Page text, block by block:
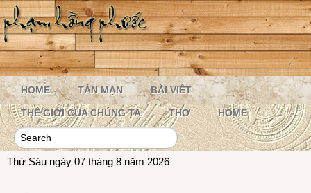
HOME TẢN MẠN BÀI VIẾT
THẾ GIỚI CỦA CHÚNG TA THƠ HOME
Thứ Sáu ngày 07 tháng 8 năm 2026